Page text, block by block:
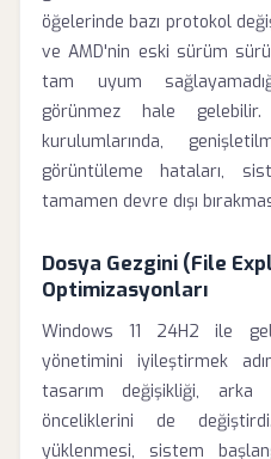
öğelerinde bazı protokol
ve AMD'nin eski sürüm
tam uyum
görünmez hale
kurulumlarında,
görüntüleme hataları,
tamamen devre dışı
Dosya Gezgini (File
Optimizasyonları
Windows 11 24H2 ile
yönetimini iyileştirmek
tasarım değişikliği, arka
önceliklerini de
yüklenmesi, sistem